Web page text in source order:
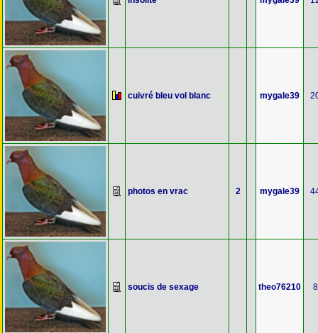
cuivré bleu vol blanc mygale39
photos en vrac 2 mygale39
soucis de sexage theo76210 8